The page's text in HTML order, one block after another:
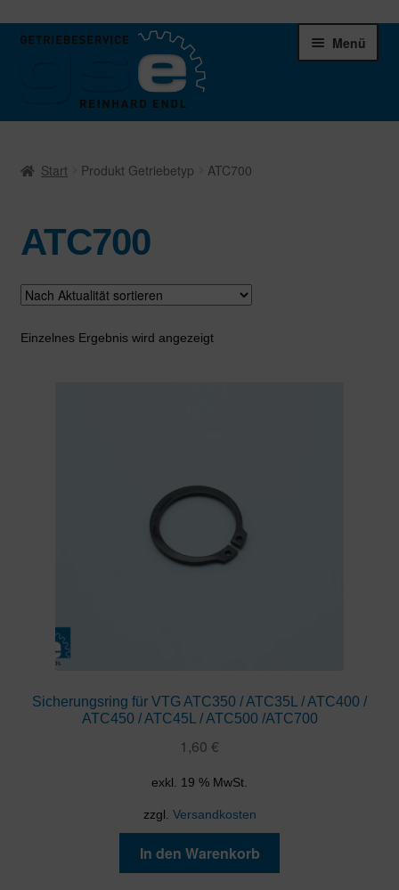
Zur
Zum
Menü
Schaltgetriebe
Verteilergetriebe
Warenkorb
Start Produkt Getriebetyp ATC700
ATC700
Einzelnes Ergebnis wird angezeigt
Sicherungsring für VTG ATC350 / ATC35L / ATC400 /
ATC450 / ATC45L / ATC500 /ATC700
1,60 €
exkl. 19 % MwSt.
zzgl. Versandkosten
In den Warenkorb